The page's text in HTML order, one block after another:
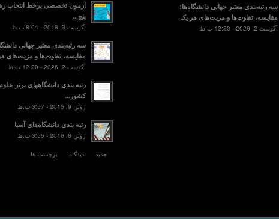
سه رتبه‌بندی معتبر جهانی دانشگاه‌ها؛
مقایسه، تفاوت‌ها و مزیت‌های هر یک
آگوست 2, 2026 - 12:20 ب.ظ
آزمون تخصصی برخط انتخاب
پنج...
آگوست 3, 2018 - 8:04 ب.ظ
سه رتبه‌بندی معتبر جهانی
مقایسه، تفاوت‌ها و مزیت‌های
آگوست 2, 2026 - 12:20 ب.ظ
رتبه بندی دانشگاههای برتر
کشور...
ژوئن 9, 2015 - 3:57 ب.ظ
رتبه بندی دانشگاه‌های آسیا
ژوئن 8, 2016 - 3:55 ب.ظ
جدید دیدگاه برچسب ها